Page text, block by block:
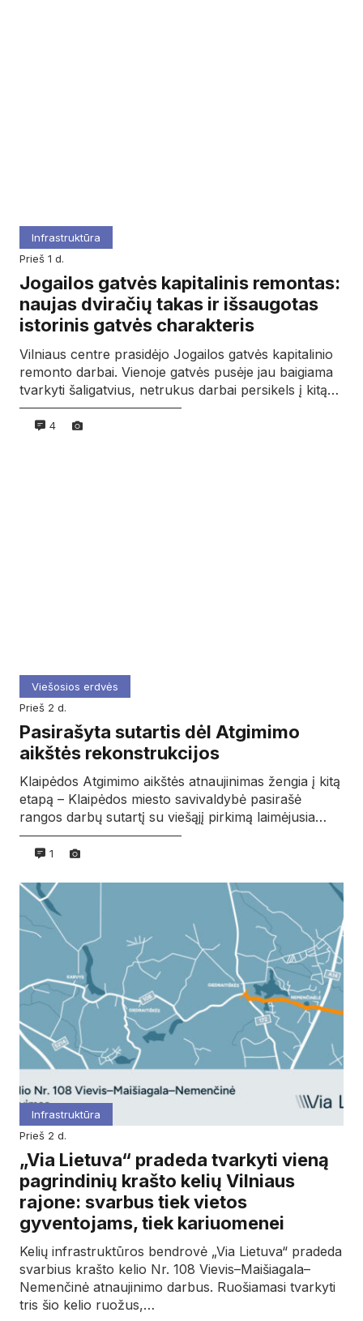
Infrastruktūra
prieš 1 d.
Jogailos gatvės kapitalinis remontas:
naujas dviračių takas ir išsaugotas
istorinis gatvės charakteris
Vilniaus centre prasidėjo Jogailos gatvės kapitalinio
remonto darbai. Vienoje gatvės pusėje jau baigiama
tvarkyti šaligatvius, netrukus darbai persikels į kitą…
4
Viešosios erdvės
prieš 2 d.
Pasirašyta sutartis dėl Atgimimo
aikštės rekonstrukcijos
Klaipėdos Atgimimo aikštės atnaujinimas žengia į kitą
etapą – Klaipėdos miesto savivaldybė pasirašė
rangos darbų sutartį su viešąjį pirkimą laimėjusia…
1
Infrastruktūra
prieš 2 d.
„Via Lietuva“ pradeda tvarkyti vieną
pagrindinių krašto kelių Vilniaus
rajone: svarbus tiek vietos
gyventojams, tiek kariuomenei
Kelių infrastruktūros bendrovė „Via Lietuva“ pradeda
svarbius krašto kelio Nr. 108 Vievis–Maišiagala–
Nemenčinė atnaujinimo darbus. Ruošiamasi tvarkyti
tris šio kelio ruožus,…